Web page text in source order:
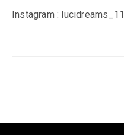
Instagram : lucidreams_11